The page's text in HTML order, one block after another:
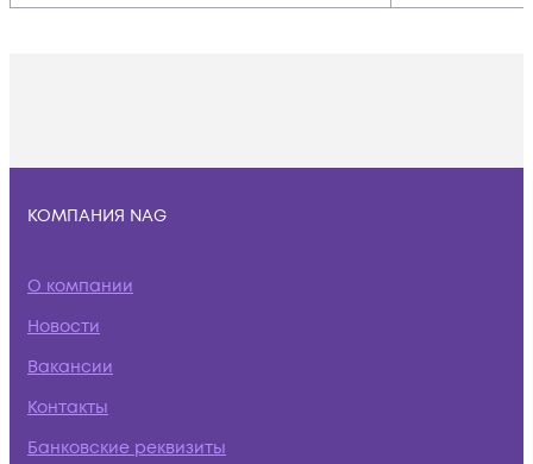
КОМПАНИЯ NAG
О компании
Новости
Вакансии
Контакты
Банковские реквизиты